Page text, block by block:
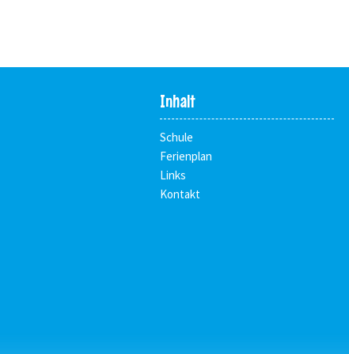
Inhalt
Schule
Ferienplan
Links
Kontakt